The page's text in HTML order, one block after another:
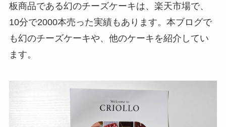
板商品である幻のチーズケーキは、楽天市場で、
10分で2000本売った実績もあります。本ブログで
も幻のチーズケーキや、他のケーキを紹介してい
ます。